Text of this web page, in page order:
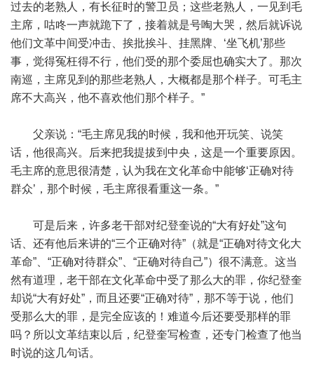
过去的老熟人，有长征时的警卫员；这些老熟人，一见到毛
主席，咕咚一声就跪下了，接着就是号啕大哭，然后就诉说
他们文革中间受冲击、挨批挨斗、挂黑牌、‘坐飞机’那些
事，觉得冤枉得不行，他们受的那个委屈也确实大了。那次
南巡，主席见到的那些老熟人，大概都是那个样子。可毛主
席不大高兴，他不喜欢他们那个样子。”
父亲说：“毛主席见我的时候，我和他开玩笑、说笑
话，他很高兴。后来把我提拔到中央，这是一个重要原因。
毛主席的意思很清楚，认为我在文化革命中能够‘正确对待
群众’，那个时候，毛主席很看重这一条。”
可是后来，许多老干部对纪登奎说的“大有好处”这句
话、还有他后来讲的“三个正确对待”（就是“正确对待文化大
革命”、“正确对待群众”、“正确对待自己”）很不满意。这当
然有道理，老干部在文化革命中受了那么大的罪，你纪登奎
却说“大有好处”，而且还要“正确对待”，那不等于说，他们
受那么大的罪，是完全应该的！难道今后还要受那样的罪
吗？所以文革结束以后，纪登奎写检查，还专门检查了他当
时说的这几句话。